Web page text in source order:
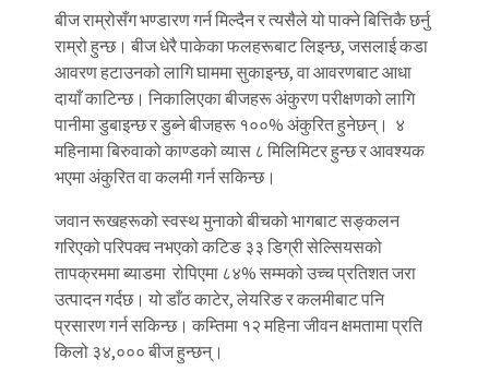
बीज राम्रोसँग भण्डारण गर्न मिल्दैन र त्यसैले यो पाक्ने बित्तिकै छर्नु
राम्रो हुन्छ। बीज धेरै पाकेका फलहरूबाट लिइन्छ, जसलाई कडा
आवरण हटाउनको लागि घाममा सुकाइन्छ, वा आवरणबाट आधा
दायाँ काटिन्छ। निकालिएका बीजहरू अंकुरण परीक्षणको लागि
पानीमा डुबाइन्छ र डुब्ने बीजहरू १००% अंकुरित हुनेछन्। ४
महिनामा बिरुवाको काण्डको व्यास ८ मिलिमिटर हुन्छ र आवश्यक
भएमा अंकुरित वा कलमी गर्न सकिन्छ।
जवान रूखहरूको स्वस्थ मुनाको बीचको भागबाट सङ्कलन
गरिएको परिपक्व नभएको कटिङ ३३ डिग्री सेल्सियसको
तापक्रममा ब्याडमा रोपिएमा ८४% सम्मको उच्च प्रतिशत जरा
उत्पादन गर्दछ। यो डाँठ काटेर, लेयरिङ र कलमीबाट पनि
प्रसारण गर्न सकिन्छ। कम्तिमा १२ महिना जीवन क्षमतामा प्रति
किलो ३४,००० बीज हुन्छन्।